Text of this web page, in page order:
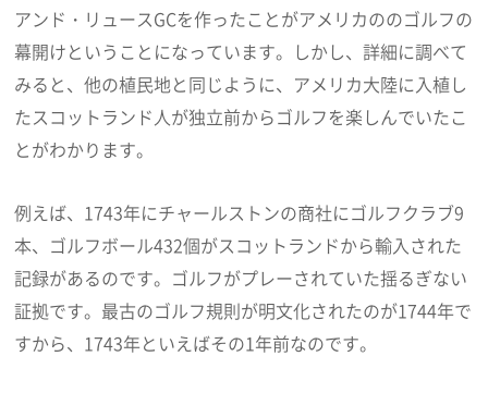
アンド・リュースGCを作ったことがアメリカののゴルフの
幕開けということになっています。しかし、詳細に調べて
みると、他の植民地と同じように、アメリカ大陸に入植し
たスコットランド人が独立前からゴルフを楽しんでいたこ
とがわかります。
例えば、1743年にチャールストンの商社にゴルフクラブ9
本、ゴルフボール432個がスコットランドから輸入された
記録があるのです。ゴルフがプレーされていた揺るぎない
証拠です。最古のゴルフ規則が明文化されたのが1744年で
すから、1743年といえばその1年前なのです。